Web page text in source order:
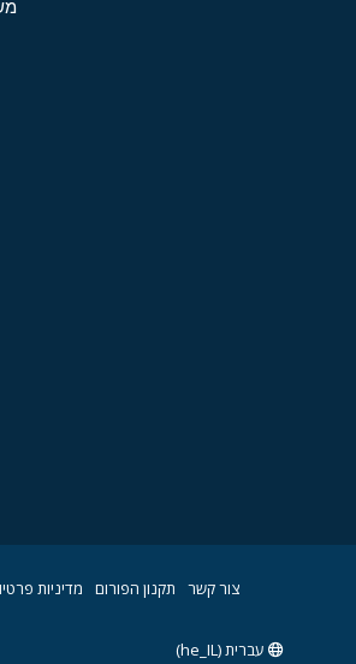
צור קשר תקנון הפורום מדיניות
עברית (he_IL)